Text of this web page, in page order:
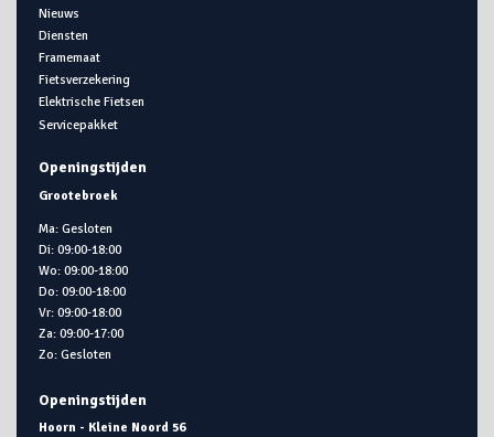
Nieuws
Diensten
Framemaat
Fietsverzekering
Elektrische Fietsen
Servicepakket
Openingstijden
Grootebroek
Ma: Gesloten
Di: 09:00-18:00
Wo: 09:00-18:00
Do: 09:00-18:00
Vr: 09:00-18:00
Za: 09:00-17:00
Zo: Gesloten
Openingstijden
Hoorn - Kleine Noord 56